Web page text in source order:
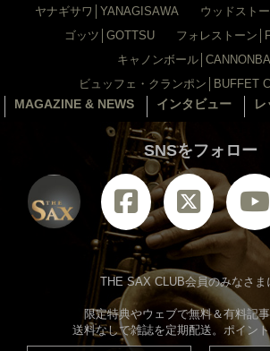
ヤナギサワ│YANAGISAWA
ウッドスト
ゴッツ│GOTTSU
フォレストーン
キャノンボール
ビュッフェ・クランポン│BUFFET
MAGAZINE & NEWS インタビュー レ
SNSをフォロー
THE SAX CLUB会員のみなさま
限定特典やウェブで無料＆有料記
送料なしで雑誌を定期配送。ポイント